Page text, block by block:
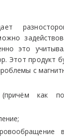
это
Этот продукт
с
как